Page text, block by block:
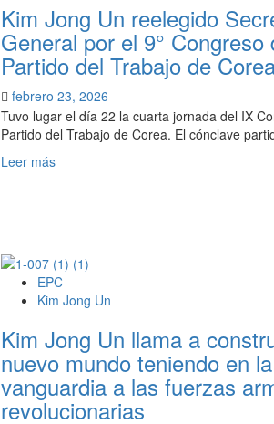
Kim Jong Un reelegido
General por el 9° Congreso
Partido del Trabajo de
febrero 23, 2026
Tuvo lugar el día 22 la cuarta jornada del IX
Partido del Trabajo de Corea. El cónclave
Leer másLeer
reelegido
Secretario
General
el
9°
Congreso
del
Partido
EPC
Kim Jong Un
Kim Jong Un llama a
nuevo mundo teniendo en la
vanguardia a las fuerzas
revolucionarias